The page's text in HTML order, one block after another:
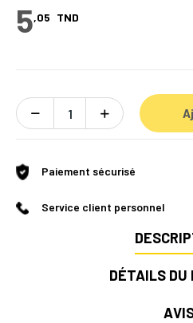
5,05 TND
Paiement sécurisé
Service client personnel
DÉTAILS DU